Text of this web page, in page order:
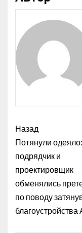
Назад
Потянули одеяло:
подрядчик и
проектировщик
обменялись
по поводу
благоустройства